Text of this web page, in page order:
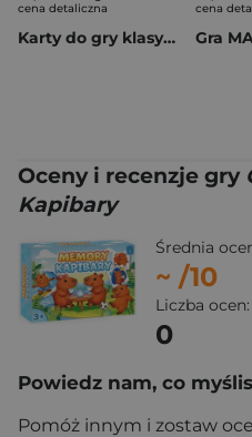
cena detaliczna
Karty do gry klasyczne ze znakami Braille'a
cena
Oceny i recenzje gry
Kapibary
Średnia
~ /10
Liczba ocen:
0
Powiedz nam, co
Pomóż innym i zostaw